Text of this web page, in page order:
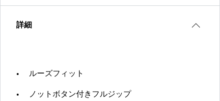
詳細
ルーズフィット
ノットボタン付きフルジップ